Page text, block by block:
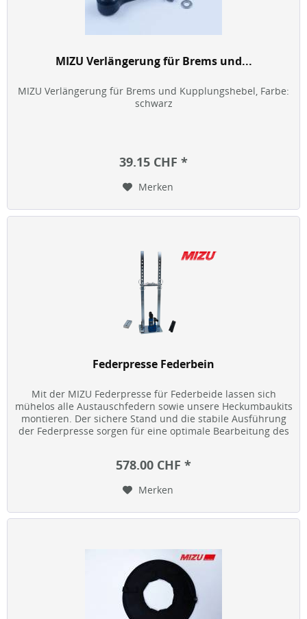
MIZU Verlängerung für Brems und...
MIZU Verlängerung für Brems und Kupplungshebel, Farbe:
schwarz
39.15 CHF *
Merken
Federpresse Federbein
Mit der MIZU Federpresse für Federbeide lassen sich
mühelos alle Austauschfedern sowie unsere Heckumbaukits
montieren. Der sichere Stand und die stabile Ausführung
der Federpresse sorgen für eine optimale Bearbeitung des
578.00 CHF *
Merken